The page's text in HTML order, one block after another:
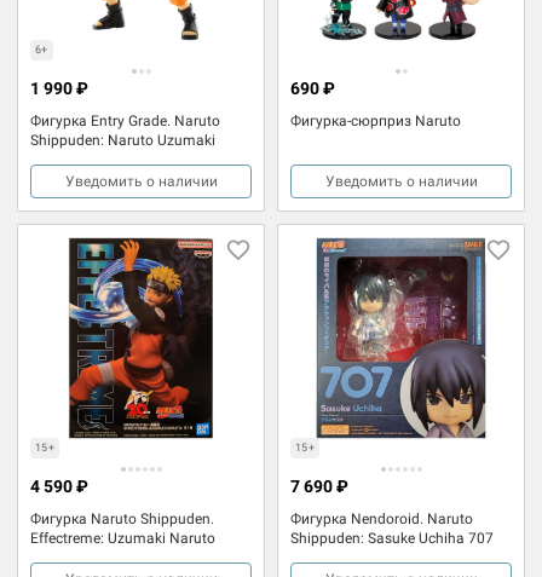
6+
Фигурка Entry Grade. Naruto
Shippuden: Naruto Uzumaki
1 990 ₽
Уведомить о наличии
Фигурка-сюрприз Naruto
690 ₽
Уведомить о наличии
15+
Фигурка Naruto Shippuden.
Effectreme: Uzumaki Naruto
4 590 ₽
15+
Фигурка Nendoroid. Naruto
Shippuden: Sasuke Uchiha 707
7 690 ₽